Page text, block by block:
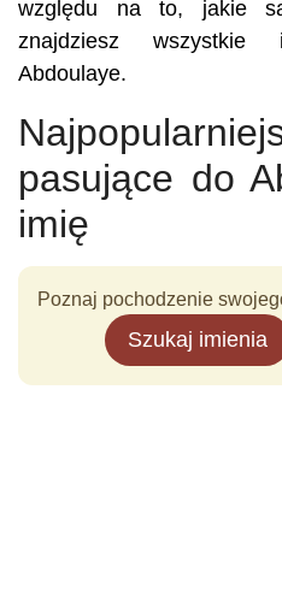
względu na to, jakie
znajdziesz
Abdoulaye.
pasujące do
imię
Poznaj pochodzenie
Szukaj imienia